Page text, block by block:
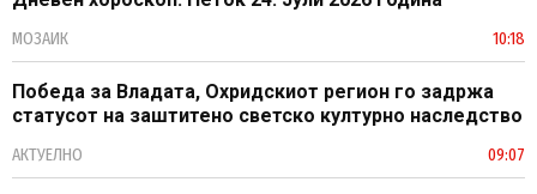
МОЗАИК 10:18
Победа за Владата, Охридскиот регион го задржа
статусот на заштитено светско културно наследство
АКТУЕЛНО 09:07